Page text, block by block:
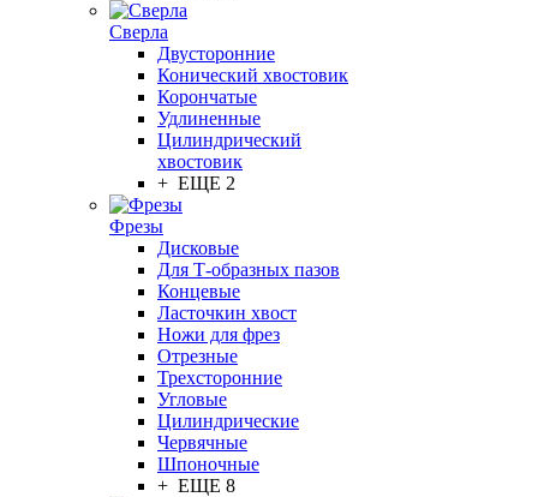
Сверла
Двусторонние
Конический хвостовик
Корончатые
Удлиненные
Цилиндрический
хвостовик
+ ЕЩЕ 2
Фрезы
Дисковые
Для Т-образных пазов
Концевые
Ласточкин хвост
Ножи для фрез
Отрезные
Трехсторонние
Угловые
Цилиндрические
Червячные
Шпоночные
+ ЕЩЕ 8